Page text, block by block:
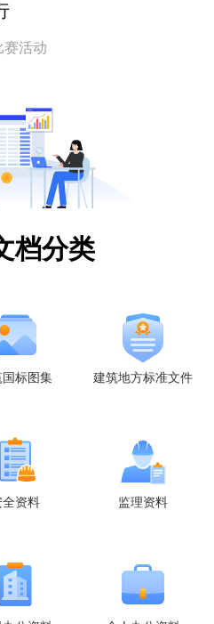
赛活动
档分类
国标图集 建筑地方标准文件
全资料 监理资料